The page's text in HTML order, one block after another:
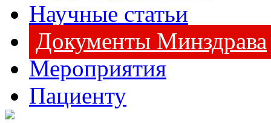
Научные статьи
Документы Минздрава
Мероприятия
Пациенту